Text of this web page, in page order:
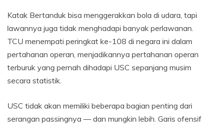
Katak Bertanduk bisa menggerakkan bola di udara, tapi
lawannya juga tidak menghadapi banyak perlawanan.
TCU menempati peringkat ke-108 di negara ini dalam
pertahanan operan, menjadikannya pertahanan operan
terburuk yang pernah dihadapi USC sepanjang musim
secara statistik.
USC tidak akan memiliki beberapa bagian penting dari
serangan passingnya — dan mungkin lebih. Garis ofensif